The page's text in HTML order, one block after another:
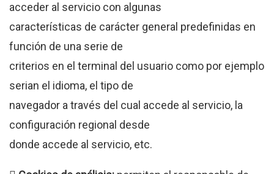
acceder al servicio con algunas
características de carácter general predefinidas en
función de una serie de
criterios en el terminal del usuario como por ejemplo
serian el idioma, el tipo de
navegador a través del cual accede al servicio, la
configuración regional desde
donde accede al servicio, etc.